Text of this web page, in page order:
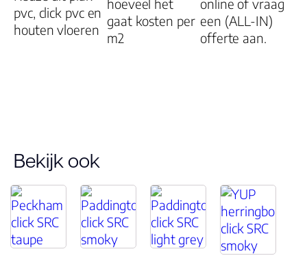
pvc, click pvc en
houten vloeren
hoeveel het
gaat kosten per
m2
online of vraag
een (ALL-IN)
offerte aan.
Bekijk ook